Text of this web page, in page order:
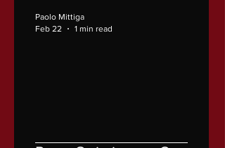
Paolo Mittiga
Feb 22
1 min read